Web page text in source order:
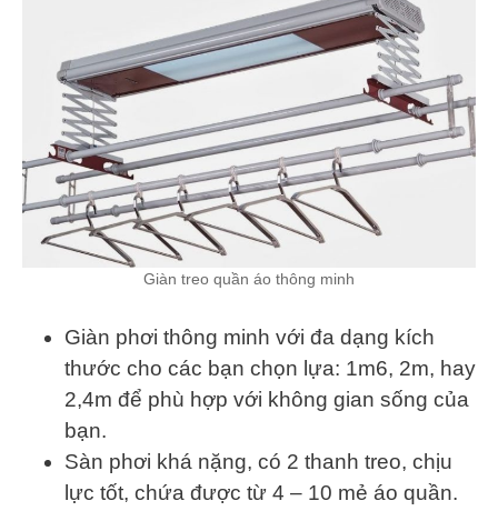
Giàn treo quần áo thông minh
Giàn phơi thông minh với đa dạng kích
thước cho các bạn chọn lựa: 1m6, 2m, hay
2,4m để phù hợp với không gian sống của
bạn.
Sàn phơi khá nặng, có 2 thanh treo, chịu
lực tốt, chứa được từ 4 – 10 mẻ áo quần.